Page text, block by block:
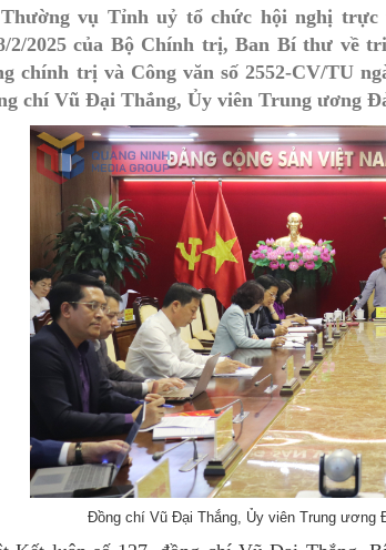
Nghiệp vụ Y
Nghiệp vụ Dược
Phòng Dân số và Phát triển
Phòng Bảo trợ xã hội và Trẻ em
Cơ quan, đơn vị trực thuộc
SƠ ĐỒ TỔ CHỨC BỘ MÁY
LỊCH SỬ Y TẾ QUẢNG NINH
Bảo
Khám
Dược
Phòng
Tài
Trang
Tổ
Giám
vụ Tỉnh uỷ tổ chức hội nghị
2/2025 của Bộ Chính trị, Ban Bí thư về
chính trị và Công văn số 2552-CV/TU
chí Vũ Đại Thắng, Ủy viên Trung ương
Đồng chí Vũ Đại Thắng, Ủy viên Trung ương